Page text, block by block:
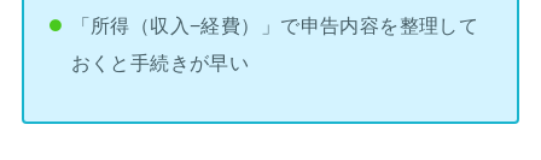
「所得（収入−経費）」で申告内容を整理して
おくと手続きが早い